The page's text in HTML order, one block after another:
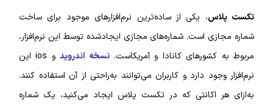
تکست پلاس، یکی از ساده‌ترین نرم‌‌افزار‌‌های موجود برای ساخت
شماره مجازی است. شماره‌‌های مجازی ایجاد‌شده توسط این نرم‌افزار،
مربوط به کشور‌های کانادا و آمریکاست.نسخه اندروید
و ios این
نرم‌افزار وجود دارد و کاربران می‌توانند به‌راحتی از آن استفاده کنند.
به‌ازای هر اکانتی که در تکست پلاس ایجاد می‌کنید، یک شماره